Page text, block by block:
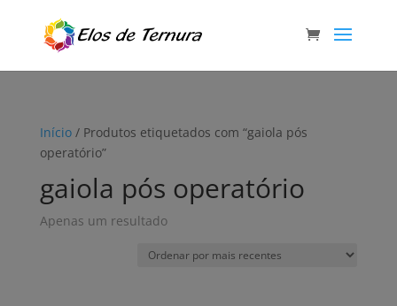
Início/ Produtos etiquetados com “gaiola pós
operatório”
gaiola pós operatório
Apenas um resultado